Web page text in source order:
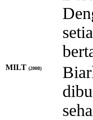
MILT (2008)